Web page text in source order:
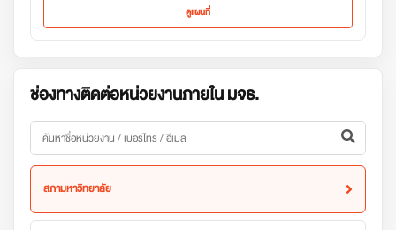
ดูแผนที่
ช่องทางติดต่อหน่วยงานภายใน มจธ.
สภามหาวิทยาลัย